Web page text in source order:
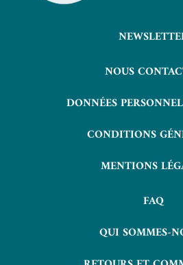
NOUS
DONNÉES
CONDITIONS
MENTIONS
FAQ
QUI SOMMES-